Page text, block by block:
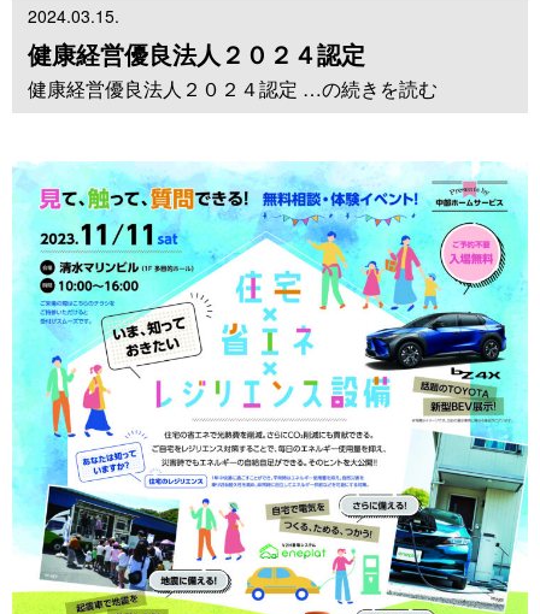
2024.03.15.
健康経営優良法人２０２４認定
健康経営優良法人２０２４認定 …の続きを読む